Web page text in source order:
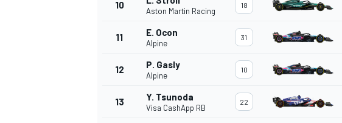
10
Aston Martin Racing
18
11 E. Ocon
Alpine
31
12 P. Gasly
Alpine
10
13 Y. Tsunoda
Visa CashApp RB
22